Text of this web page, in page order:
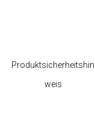
Produktsicherheitshin
weis